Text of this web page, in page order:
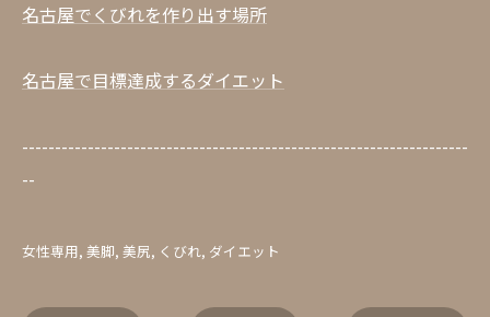
名古屋でくびれを作り出す場所
名古屋で目標達成するダイエット
--------------------------------------------------------------------
--
女性専用 美脚 美尻 くびれ ダイエット